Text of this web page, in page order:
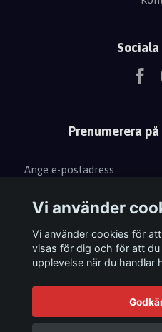
Prenumerera
Vi använder
Vi använder cookies för
visas för dig och för att
upplevelse när du handlar